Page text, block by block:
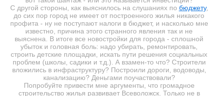
С другой стороны, как выяснилось на слушаниях по бюджету,
до сих пор город не имеет от построенного жилья никакого
профита - ну не поступают налоги в бюджет, и насколько мне
известно, причина этого странного явления так и не
выяснена. В итоге все новостройки для города - сплошной
убыток и головная боль: надо убирать, ремонтировать,
строить детские площадки, искать пути решения социальных
проблем (школы, садики и т.д.). А взамен-то что? Строители
вложились в инфраструктуру? Построили дороги, водоводы,
канализацию? Деньгами поучаствовали?
Попробуйте привести мне аргументы, что громадное
строительство жилья развивает Всеволожск. Только не в